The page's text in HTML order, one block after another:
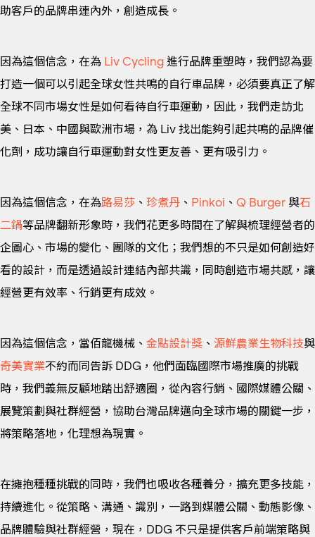
助客戶的品牌串連內外，創造成長。
因為這個信念，在為 Liv Cycling 進行品牌重塑時，我們認為要
打造一個可以引起全球女性共鳴的自行車品牌，必須要真正了解
全球不同市場女性是如何看待自行車運動，因此，我們走訪北
美、日本、中國與歐洲市場，為 Liv 找出能夠引起共鳴的品牌催
化劑，成功讓自行車運動對女性更友善、更有吸引力。
因為這個信念，在為路易莎 、 珍煮丹 、 Pinkoi 、 Q Burger 與石
二鍋等品牌翻新形象時，我們花更多時間在了解與梳理經營者的
企圖心、市場的變化、團隊的文化；我們想的不只是如何創造好
看的設計，而是透過設計連結內部共識，同時創造市場共感，讓
經營更有效率、行銷更有成效。
因為這個信念，當佰龍機械、 金點設計獎 、 源鮮農業生物科技與
奇美實業不約而同告訴 DDG，他們面臨國際市場推廣的挑戰
時，我們義無反顧地踏出舒適圈，從內容行銷、國際媒體公關、
展覽策劃與社群經營，協助台灣品牌邁向全球市場的關鍵一步，
將策略落地，化理想為現實。
在擁抱種種挑戰的同時，我們也吸收各種養分，擴充更多技能，
持續進化。從策略、溝通、識別，一路到媒體公關、動態影像、
品牌體驗與社群經營，現在，DDG 不只是提供客戶前端策略與